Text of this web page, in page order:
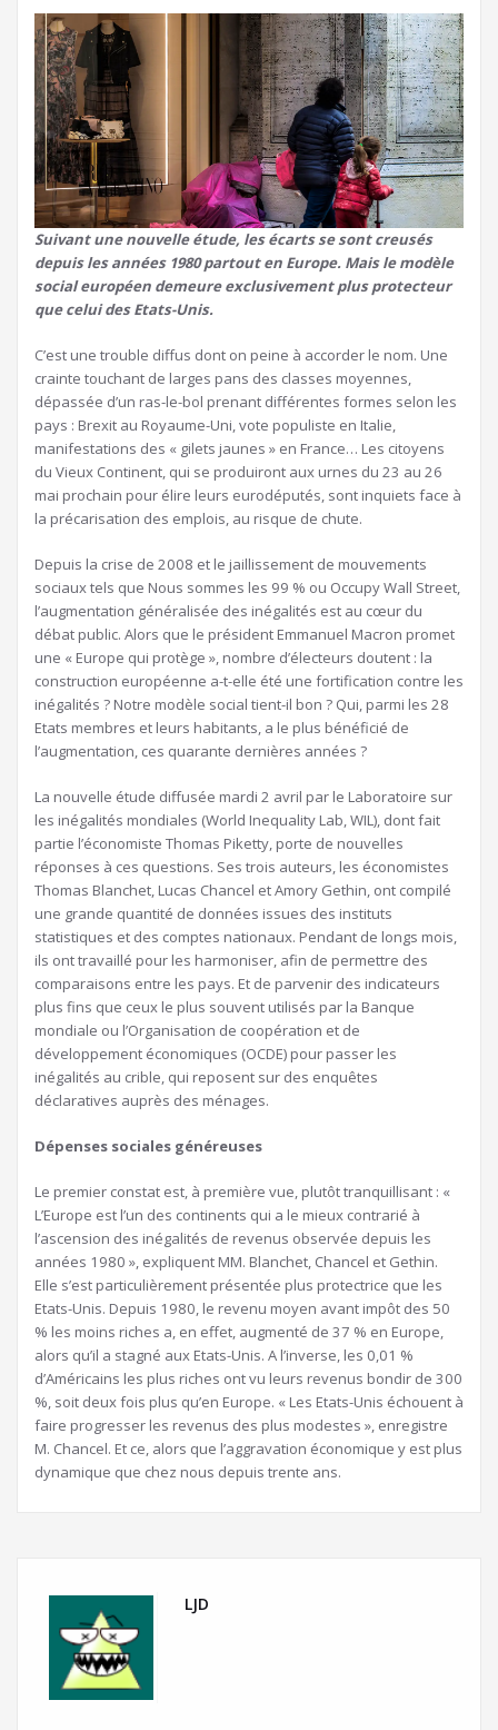
Suivant une nouvelle étude, les écarts se sont creusés
depuis les années 1980 partout en Europe. Mais le modèle
social européen demeure exclusivement plus protecteur
que celui des Etats-Unis.
C’est une trouble diffus dont on peine à accorder le nom. Une
crainte touchant de larges pans des classes moyennes,
dépassée d’un ras-le-bol prenant différentes formes selon les
pays : Brexit au Royaume-Uni, vote populiste en Italie,
manifestations des « gilets jaunes » en France… Les citoyens
du Vieux Continent, qui se produiront aux urnes du 23 au 26
mai prochain pour élire leurs eurodéputés, sont inquiets face à
la précarisation des emplois, au risque de chute.
Depuis la crise de 2008 et le jaillissement de mouvements
sociaux tels que Nous sommes les 99 % ou Occupy Wall Street,
l’augmentation généralisée des inégalités est au cœur du
débat public. Alors que le président Emmanuel Macron promet
une « Europe qui protège », nombre d’électeurs doutent : la
construction européenne a-t-elle été une fortification contre les
inégalités ? Notre modèle social tient-il bon ? Qui, parmi les 28
Etats membres et leurs habitants, a le plus bénéficié de
l’augmentation, ces quarante dernières années ?
La nouvelle étude diffusée mardi 2 avril par le Laboratoire sur
les inégalités mondiales (World Inequality Lab, WIL), dont fait
partie l’économiste Thomas Piketty, porte de nouvelles
réponses à ces questions. Ses trois auteurs, les économistes
Thomas Blanchet, Lucas Chancel et Amory Gethin, ont compilé
une grande quantité de données issues des instituts
statistiques et des comptes nationaux. Pendant de longs mois,
ils ont travaillé pour les harmoniser, afin de permettre des
comparaisons entre les pays. Et de parvenir des indicateurs
plus fins que ceux le plus souvent utilisés par la Banque
mondiale ou l’Organisation de coopération et de
développement économiques (OCDE) pour passer les
inégalités au crible, qui reposent sur des enquêtes
déclaratives auprès des ménages.
Dépenses sociales généreuses
Le premier constat est, à première vue, plutôt tranquillisant : «
L’Europe est l’un des continents qui a le mieux contrarié à
l’ascension des inégalités de revenus observée depuis les
années 1980 », expliquent MM. Blanchet, Chancel et Gethin.
Elle s’est particulièrement présentée plus protectrice que les
Etats-Unis. Depuis 1980, le revenu moyen avant impôt des 50
% les moins riches a, en effet, augmenté de 37 % en Europe,
alors qu’il a stagné aux Etats-Unis. A l’inverse, les 0,01 %
d’Américains les plus riches ont vu leurs revenus bondir de 300
%, soit deux fois plus qu’en Europe. « Les Etats-Unis échouent à
faire progresser les revenus des plus modestes », enregistre
M. Chancel. Et ce, alors que l’aggravation économique y est plus
dynamique que chez nous depuis trente ans.
LJD